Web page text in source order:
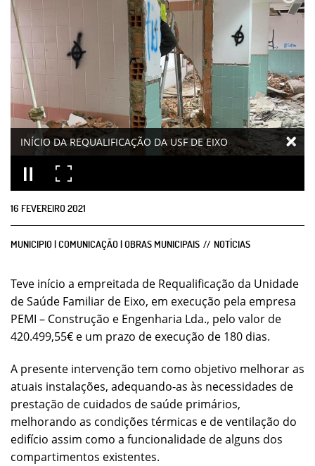
INÍCIO DA REQUALIFICAÇÃO DA USF DE EIXO
16 FEVEREIRO2021
MUNICIPIO | COMUNICAÇÃO | OBRAS MUNICIPAIS NOTÍCIAS
Teve início a empreitada de Requalificação da Unidade
de Saúde Familiar de Eixo, em execução pela empresa
PEMI – Construção e Engenharia Lda., pelo valor de
420.499,55€ e um prazo de execução de 180 dias.
A presente intervenção tem como objetivo melhorar as
atuais instalações, adequando-as às necessidades de
prestação de cuidados de saúde primários,
melhorando as condições térmicas e de ventilação do
edifício assim como a funcionalidade de alguns dos
compartimentos existentes.